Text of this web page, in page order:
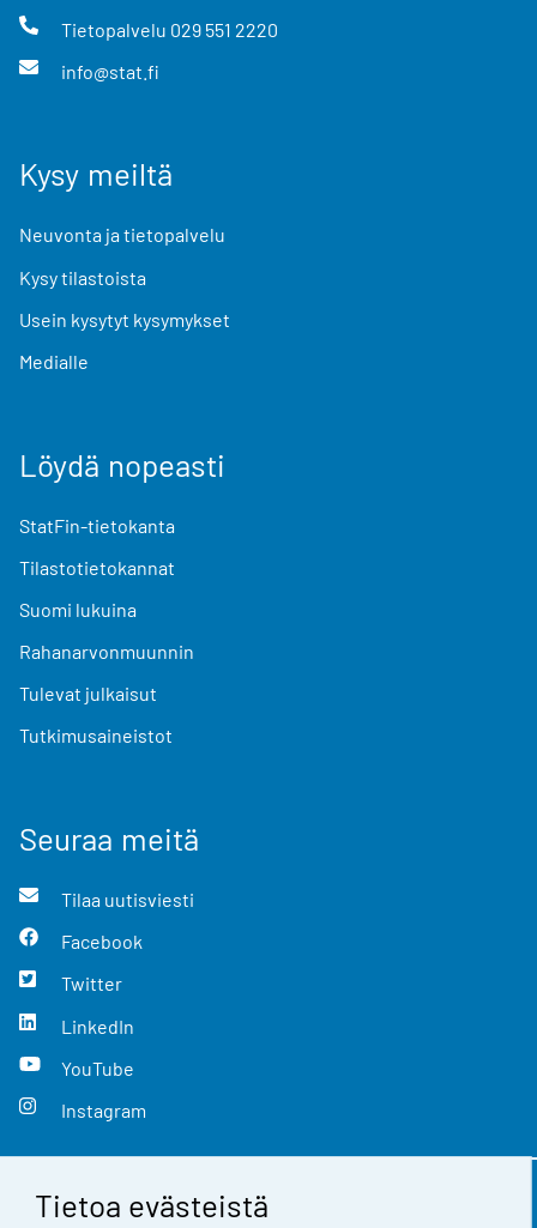
Tietoa evästeistä
Tietopalvelu 029 551 2220
info@stat.fi
Kysy meiltä
Neuvonta ja tietopalvelu
Kysy tilastoista
Usein kysytyt kysymykset
Medialle
Löydä nopeasti
StatFin-tietokanta
Tilastotietokannat
Suomi lukuina
Rahanarvonmuunnin
Tulevat julkaisut
Tutkimusaineistot
Seuraa meitä
Tilaa uutisviesti
Facebook
Twitter
LinkedIn
YouTube
Instagram
Yhteystiedot